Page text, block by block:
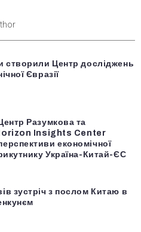
створили Центр досліджень
Євразії
Разумкова та
Insights Center
економічної
Україна-Китай-ЄС
зустріч з послом Китаю в